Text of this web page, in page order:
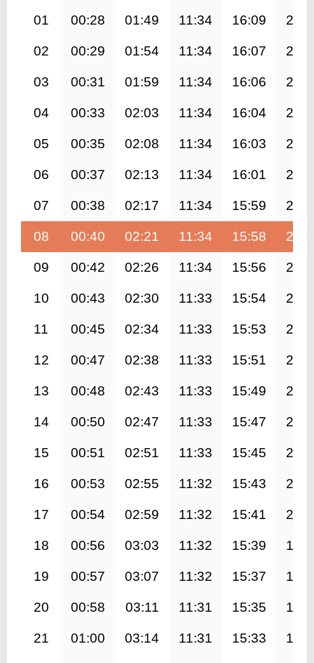
01 00:28 01:49 11:34 16:09
02 00:29 01:54 11:34 16:07
03 00:31 01:59 11:34 16:06
04 00:33 02:03 11:34 16:04
05 00:35 02:08 11:34 16:03
06 00:37 02:13 11:34 16:01
07 00:38 02:17 11:34 15:59
08 00:40 02:21 11:34 15:58
09 00:42 02:26 11:34 15:56
10 00:43 02:30 11:33 15:54
11 00:45 02:34 11:33 15:53
12 00:47 02:38 11:33 15:51
13 00:48 02:43 11:33 15:49
14 00:50 02:47 11:33 15:47
15 00:51 02:51 11:33 15:45
16 00:53 02:55 11:32 15:43
17 00:54 02:59 11:32 15:41
18 00:56 03:03 11:32 15:39
19 00:57 03:07 11:32 15:37
20 00:58 03:11 11:31 15:35
21 01:00 03:14 11:31 15:33